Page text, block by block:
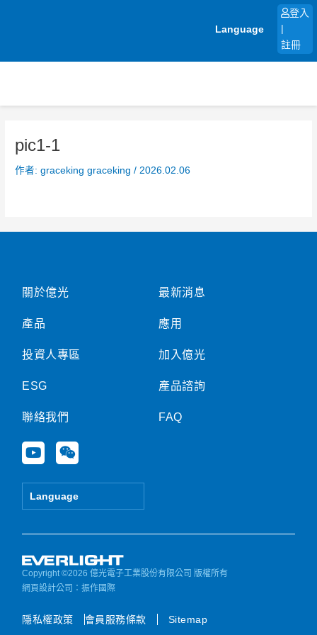
Language
登入
註冊
pic1-1
作者:graceking graceking/ 2026.02.06
關於億光
產品
投資人專區
ESG
聯絡我們
Y
o
u
e
W
e
i
Language
最新消息
應用
加入億光
產品諮詢
FAQ
Copyright ©2026 億光電子工業股份有限公司 版權所有
網頁設計公司 ：振作國際
隱私權政策 會員服務條款 Sitemap